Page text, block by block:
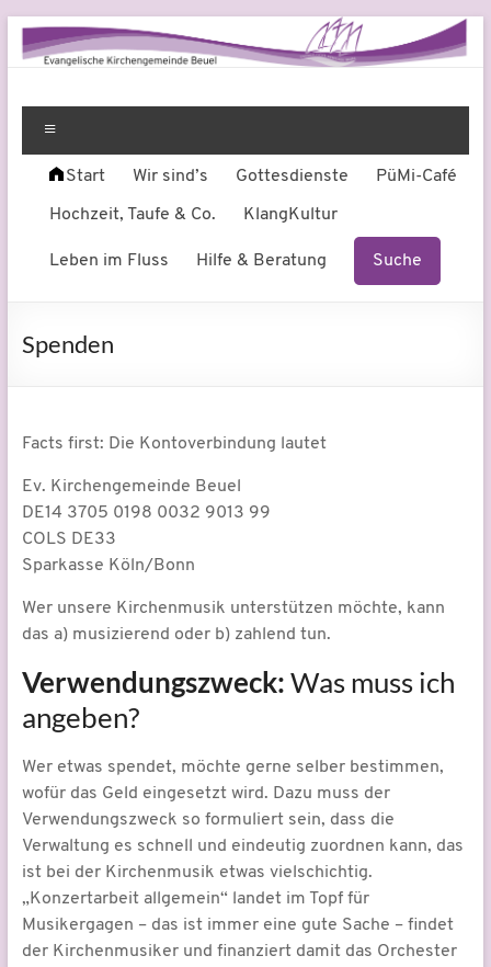
Zum
Inhalt
springen
Evangelische
Kirchengemeinde
Beuel
am
Start Wir sind’s Gottesdienste PüMi-Café
Hochzeit, Taufe & Co. KlangKultur
Leben im Fluss Hilfe & Beratung Suche
Spenden
Facts first: Die Kontoverbindung lautet
Ev. Kirchengemeinde Beuel
DE14 3705 0198 0032 9013 99
COLS DE33
Sparkasse Köln/Bonn
Wer unsere Kirchenmusik unterstützen möchte, kann
das a) musizierend oder b) zahlend tun.
Verwendungszweck:Was muss ich
angeben?
Wer etwas spendet, möchte gerne selber bestimmen,
wofür das Geld eingesetzt wird. Dazu muss der
Verwendungszweck so formuliert sein, dass die
Verwaltung es schnell und eindeutig zuordnen kann, das
ist bei der Kirchenmusik etwas vielschichtig.
„Konzertarbeit allgemein“ landet im Topf für
Musikergagen – das ist immer eine gute Sache – findet
der Kirchenmusiker und finanziert damit das Orchester